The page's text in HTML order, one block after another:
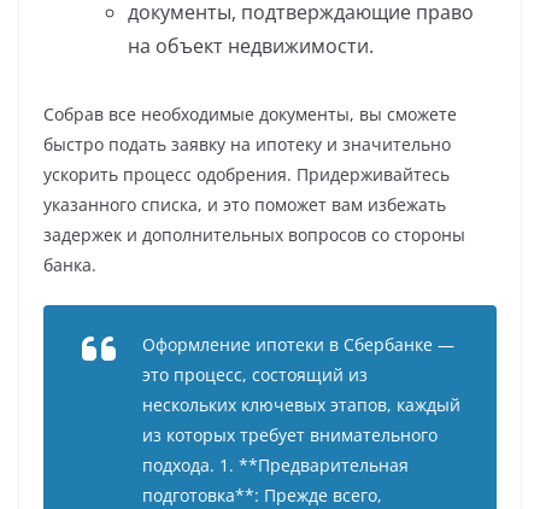
документы, подтверждающие право
на объект недвижимости.
Собрав все необходимые документы, вы сможете
быстро подать заявку на ипотеку и значительно
ускорить процесс одобрения. Придерживайтесь
указанного списка, и это поможет вам избежать
задержек и дополнительных вопросов со стороны
банка.
Оформление ипотеки в Сбербанке —
это процесс, состоящий из
нескольких ключевых этапов, каждый
из которых требует внимательного
подхода. 1. **Предварительная
подготовка**: Прежде всего,